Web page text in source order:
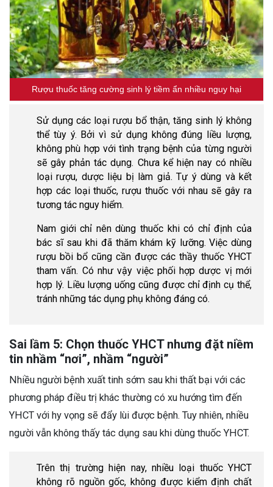
Rượu thuốc tăng cường sinh lý tiềm ẩn nhiều nguy hại
Sử dụng các loại rượu bổ thận, tăng sinh lý không
thể tùy ý. Bởi vì sử dụng không đúng liều lượng,
không phù hợp với tình trạng bệnh của từng người
sẽ gây phản tác dụng. Chưa kể hiện nay có nhiều
loại rượu, dược liệu bị làm giả. Tự ý dùng và kết
hợp các loại thuốc, rượu thuốc với nhau sẽ gây ra
tương tác nguy hiểm.
Nam giới chỉ nên dùng thuốc khi có chỉ định của
bác sĩ sau khi đã thăm khám kỹ lưỡng. Việc dùng
rượu bồi bổ cũng cần được các thầy thuốc YHCT
tham vấn. Có như vậy việc phối hợp dược vị mới
hợp lý. Liều lượng uống cũng được chỉ định cụ thể,
tránh những tác dụng phụ không đáng có.
Sai lầm 5: Chọn thuốc YHCT nhưng đặt niềm
tin nhầm “nơi”, nhầm “người”
Nhiều người bệnh xuất tinh sớm sau khi thất bại với các
phương pháp điều trị khác thường có xu hướng tìm đến
YHCT với hy vọng sẽ đẩy lùi được bệnh. Tuy nhiên, nhiều
người vẫn không thấy tác dụng sau khi dùng thuốc YHCT.
Trên thị trường hiện nay, nhiều loại thuốc YHCT
không rõ nguồn gốc, không được kiểm định chất